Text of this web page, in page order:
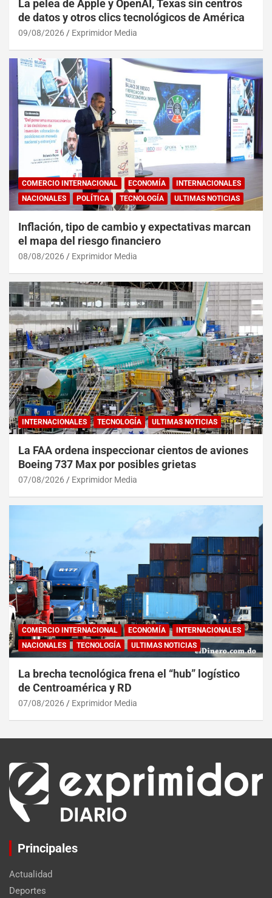
La pelea de Apple y OpenAI, Texas sin centros
de datos y otros clics tecnológicos de América
09/08/2026 Exprimidor Media
COMERCIO INTERNACIONAL ECONOMÍA
INTERNACIONALES
NACIONALES
POLÍTICA TECNOLOGÍA ULTIMAS NOTICIAS
Inflación, tipo de cambio y expectativas marcan
el mapa del riesgo financiero
08/08/2026 Exprimidor Media
INTERNACIONALES TECNOLOGÍA ULTIMAS NOTICIAS
La FAA ordena inspeccionar cientos de aviones
Boeing 737 Max por posibles grietas
07/08/2026 Exprimidor Media
COMERCIO INTERNACIONAL ECONOMÍA
INTERNACIONALES
NACIONALES
TECNOLOGÍA ULTIMAS NOTICIAS
La brecha tecnológica frena el “hub” logístico
de Centroamérica y RD
07/08/2026 Exprimidor Media
Principales
Actualidad
Deportes